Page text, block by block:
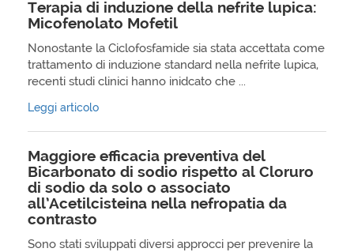
Terapia di induzione della nefrite lupica:
Micofenolato Mofetil
Nonostante la Ciclofosfamide sia stata accettata come
trattamento di induzione standard nella nefrite lupica,
recenti studi clinici hanno inidcato che ...
Leggi articolo
Maggiore efficacia preventiva del
Bicarbonato di sodio rispetto al Cloruro
di sodio da solo o associato
all’Acetilcisteina nella nefropatia da
contrasto
Sono stati sviluppati diversi approcci per prevenire la